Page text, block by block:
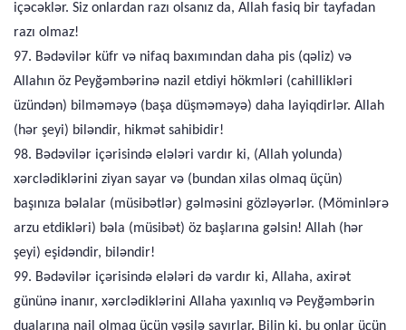
içəcəklər. Siz onlardan razı olsanız da, Allah fasiq bir tayfadan
razı olmaz!
97. Bədəvilər küfr və nifaq baxımından daha pis (qəliz) və
Allahın öz Peyğəmbərinə nazil etdiyi hökmləri (cahillikləri
üzündən) bilməməyə (başa düşməməyə) daha layiqdirlər. Allah
(hər şeyi) biləndir, hikmət sahibidir!
98. Bədəvilər içərisində elələri vardır ki, (Allah yolunda)
xərclədiklərini ziyan sayar və (bundan xilas olmaq üçün)
başınıza bəlalar (müsibətlər) gəlməsini gözləyərlər. (Möminlərə
arzu etdikləri) bəla (müsibət) öz başlarına gəlsin! Allah (hər
şeyi) eşidəndir, biləndir!
99. Bədəvilər içərisində elələri də vardır ki, Allaha, axirət
gününə inanır, xərclədiklərini Allaha yaxınlıq və Peyğəmbərin
dualarına nail olmaq üçün vəsilə sayırlar. Bilin ki, bu onlar üçün